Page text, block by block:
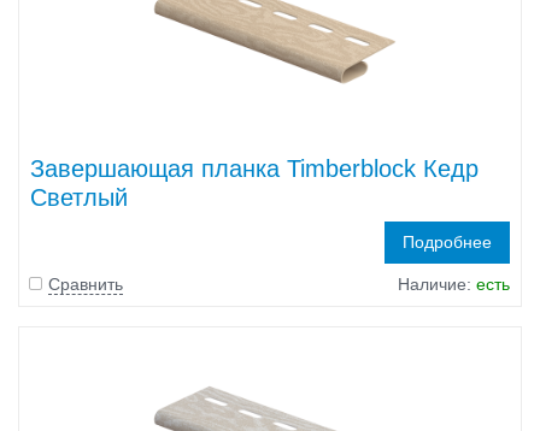
Завершающая планка Timberblock Кедр
Светлый
Подробнее
Сравнить Наличие: есть